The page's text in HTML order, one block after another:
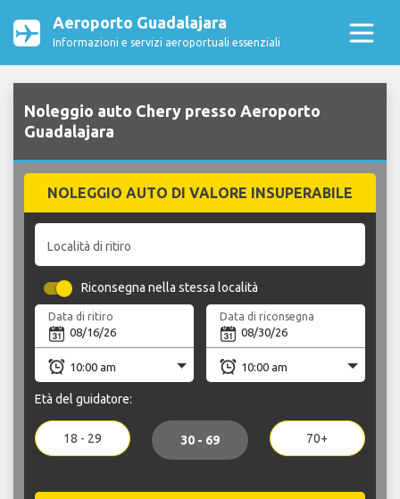
Aeroporto Guadalajara
Informazioni e servizi aeroportuali essenziali
Noleggio auto Chery presso Aeroporto
Guadalajara
NOLEGGIO AUTO DI VALORE INSUPERABILE
Località di ritiro
Riconsegna nella stessa località
Data di ritiro Data di riconsegna
Età del guidatore:
18 - 29 30 - 69 70+